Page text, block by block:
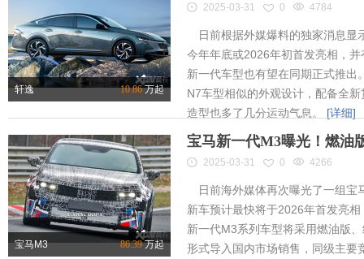
轩逸 10.86万起
2025-03-31 0 4784
日前根据外媒爆料的独家消息显
今年年底或2026年初首发亮相，
新一代车型也有望在同期正式推出
N7车型相似的外观设计，配备全
造型也多了几分运动气息。 [详细]
宝马M3 86.39万起
宝马新一代M3曝光！燃油
2025-03-31 0 4266
日前海外媒体再次曝光了一组宝
新车预计最快将于2026年首发亮
新一代M3系列车型将采用燃油版
形式导入国内市场销售，同级主要